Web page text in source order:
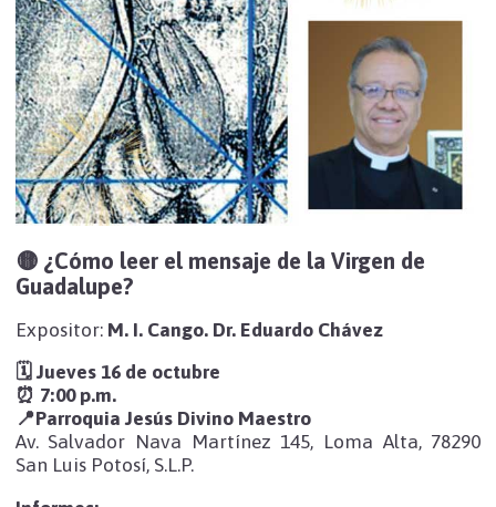
🟡 ¿Cómo leer el mensaje de la Virgen de
Guadalupe?
Expositor: M. I. Cango. Dr. Eduardo Chávez
🗓 Jueves 16 de octubre
⏰ 7:00 p.m.
📍Parroquia Jesús Divino Maestro
Av. Salvador Nava Martínez 145, Loma Alta, 78290
San Luis Potosí, S.L.P.